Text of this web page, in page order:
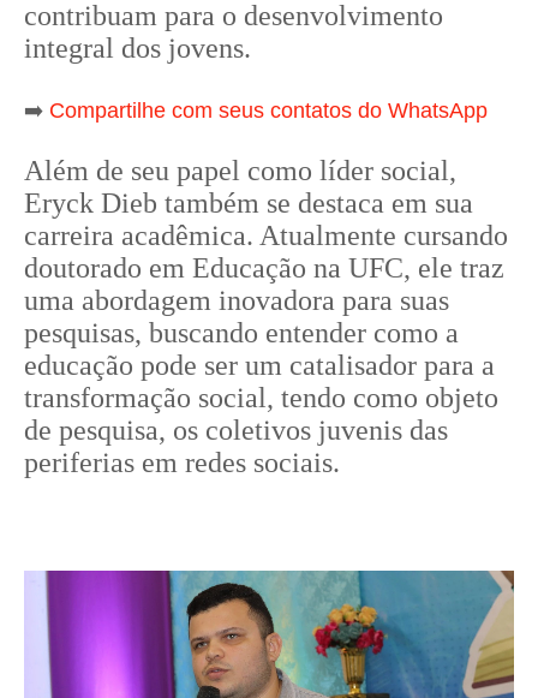
contribuam para o desenvolvimento
integral dos jovens.
➡️ Compartilhe com seus contatos do WhatsApp
Além de seu papel como líder social,
Eryck Dieb também se destaca em sua
carreira acadêmica. Atualmente cursando
doutorado em Educação na UFC, ele traz
uma abordagem inovadora para suas
pesquisas, buscando entender como a
educação pode ser um catalisador para a
transformação social, tendo como objeto
de pesquisa, os coletivos juvenis das
periferias em redes sociais.